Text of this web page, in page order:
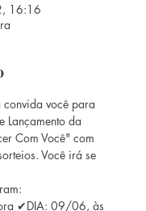
16:16
convida você para
Lançamento da
Com Você" com
Você irá se
✔DIA: 09/06, às